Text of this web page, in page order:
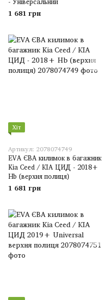
1 681 грн
Хіт
Артикул: 2078074749
EVA ЄВА килимок в багажник
Kia Ceed / КІА ЦИД - 2018+
Hb (верхня полиця)
1 681 грн